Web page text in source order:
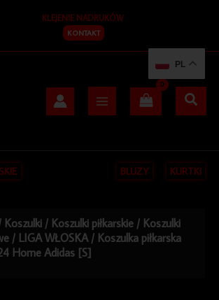
KLEJENIE NADRUKÓW
KONTAKT
BLUZY KURTKI
Koszulki / Koszulki piłkarskie / Koszulki
/ LIGA WŁOSKA / Koszulka piłkarska
Home Adidas [S]
PL